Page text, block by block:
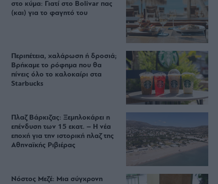
στο κύμα: Γιατί στο Bolivar πας
(και) για το φαγητό του
Περιπέτεια, χαλάρωση ή δροσιά;
Βρήκαμε το ρόφημα που θα
πίνεις όλο το καλοκαίρι στα
Starbucks
Πλαζ Βάρκιζας: Ξεμπλοκάρει η
επένδυση των 15 εκατ. – Η νέα
εποχή για την ιστορική πλαζ της
Αθηναϊκής Ριβιέρας
Νόστος Μεζέ: Μια σύγχρονη